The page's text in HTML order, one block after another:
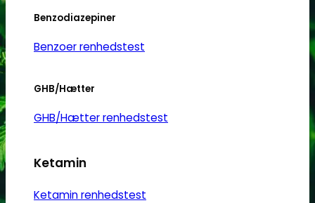
Benzodiazepiner
Benzoer renhedstest
GHB/Hætter
GHB/Hætter renhedstest
Ketamin
Ketamin renhedstest